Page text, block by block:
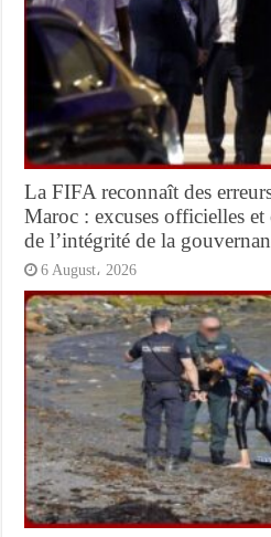
La FIFA reconnaît des
Maroc : excuses officielles
de l’intégrité de la
6 August، 2026